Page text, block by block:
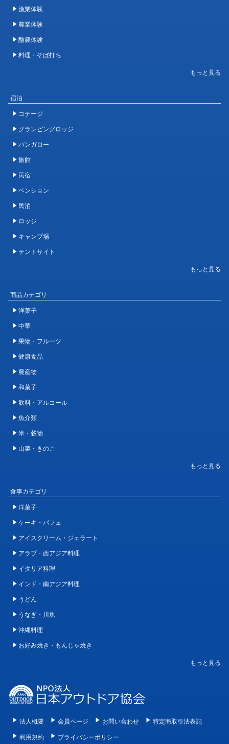
漁業体験
農業体験
酪農体験
料理・そば打ち
宿泊
コテージ
グランピングロッジ
バンガロー
旅館
民宿
ペンション
民泊
ロッジ
キャンプ場
テントサイト
商品カテゴリ
洋菓子
中華
果物・フルーツ
健康食品
農産物
和菓子
飲料・アルコール
魚介類
米・穀物
山菜・きのこ
食事カテゴリ
洋菓子
ケーキ・パフェ
アイスクリーム・ジェラート
アラブ・西アジア料理
イタリア料理
インド・南アジア料理
うどん
うなぎ・川魚
沖縄料理
お好み焼き・もんじゃ焼き
法人概要 会員ページ お問い合わせ
特定商取引法表記
利用規約
プライバシーポリシー